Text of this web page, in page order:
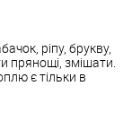
ріпу, брукву,
прянощі, змішати.
є тільки в